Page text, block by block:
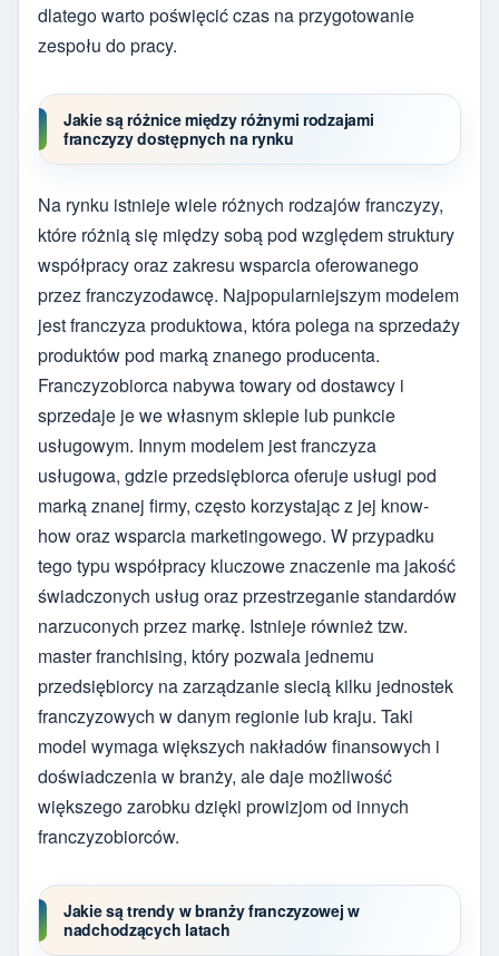
dlatego warto poświęcić czas na przygotowanie
zespołu do pracy.
Jakie są różnice między różnymi rodzajami
franczyzy dostępnych na rynku
Na rynku istnieje wiele różnych rodzajów franczyzy,
które różnią się między sobą pod względem struktury
współpracy oraz zakresu wsparcia oferowanego
przez franczyzodawcę. Najpopularniejszym modelem
jest franczyza produktowa, która polega na sprzedaży
produktów pod marką znanego producenta.
Franczyzobiorca nabywa towary od dostawcy i
sprzedaje je we własnym sklepie lub punkcie
usługowym. Innym modelem jest franczyza
usługowa, gdzie przedsiębiorca oferuje usługi pod
marką znanej firmy, często korzystając z jej know-
how oraz wsparcia marketingowego. W przypadku
tego typu współpracy kluczowe znaczenie ma jakość
świadczonych usług oraz przestrzeganie standardów
narzuconych przez markę. Istnieje również tzw.
master franchising, który pozwala jednemu
przedsiębiorcy na zarządzanie siecią kilku jednostek
franczyzowych w danym regionie lub kraju. Taki
model wymaga większych nakładów finansowych i
doświadczenia w branży, ale daje możliwość
większego zarobku dzięki prowizjom od innych
franczyzobiorców.
Jakie są trendy w branży franczyzowej w
nadchodzących latach